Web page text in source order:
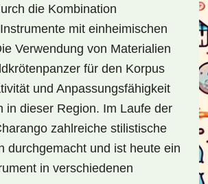
die Kombination
mit einheimischen
Verwendung von Materialien
für den Korpus
und Anpassungsfähigkeit
in dieser Region. Im Laufe der
zahlreiche stilistische
durchgemacht und ist heute ein
in verschiedenen